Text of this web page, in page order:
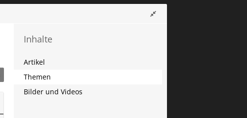
Inhalte
Artikel
Themen
Bilder und Videos